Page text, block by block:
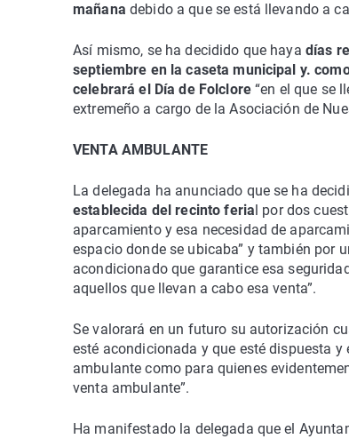
mañana debido a que se está llevando a
Así mismo, se ha decidido que haya días
septiembre en la caseta municipal y.
celebrará el Día de Folclore“en el que se
extremeño a cargo de la Asociación de
VENTA AMBULANTE
La delegada ha anunciado que se ha
establecida del recinto feria l por dos
aparcamiento y esa necesidad de
espacio donde se ubicaba” y también por
acondicionado que garantice esa
aquellos que llevan a cabo esa venta”.
Se valorará en un futuro su autorización
esté acondicionada y que esté dispuesta
ambulante como para quienes
venta ambulante”.
Ha manifestado la delegada que el